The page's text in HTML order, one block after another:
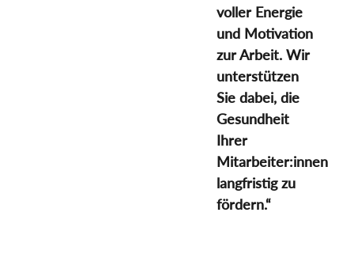
voller Energie
und Motivation
zur Arbeit. Wir
unterstützen
Sie dabei, die
Gesundheit
Ihrer
Mitarbeiter:innen
langfristig zu
fördern.“